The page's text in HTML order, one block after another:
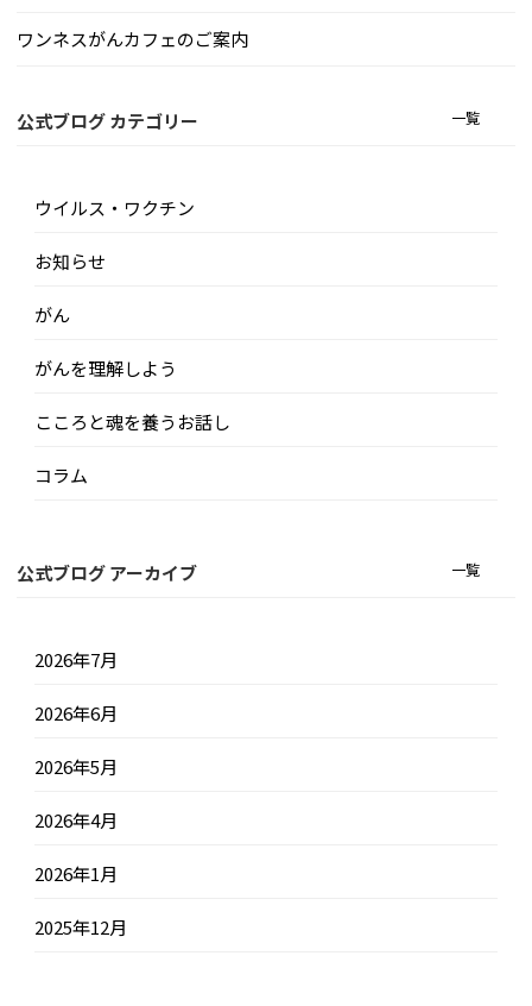
ワンネスがんカフェのご案内
公式ブログ カテゴリー 一覧
ウイルス・ワクチン
お知らせ
がん
がんを理解しよう
こころと魂を養うお話し
コラム
公式ブログ アーカイブ 一覧
2026年7月
2026年6月
2026年5月
2026年4月
2026年1月
2025年12月